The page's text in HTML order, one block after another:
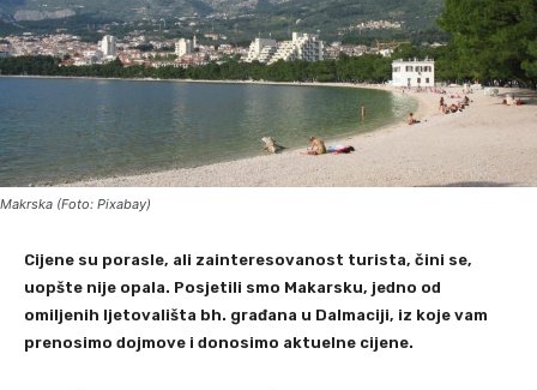
Makrska (Foto: Pixabay)
Cijene su porasle, ali zainteresovanost turista, čini se,
uopšte nije opala. Posjetili smo Makarsku, jedno od
omiljenih ljetovališta bh. građana u Dalmaciji, iz koje vam
prenosimo dojmove i donosimo aktuelne cijene.